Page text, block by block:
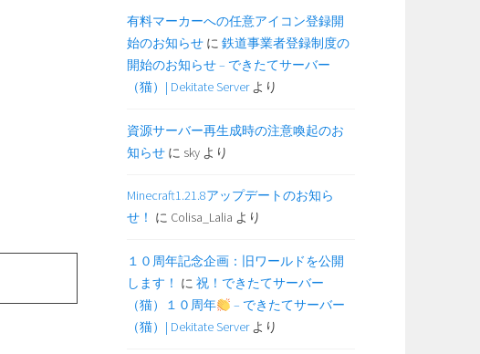
有料マーカーへの任意アイコン登録開
始のお知らせ に 鉄道事業者登録制度の
開始のお知らせ – できたてサーバー
（猫）| Dekitate Serverより
資源サーバー再生成時の注意喚起のお
知らせ に sky より
Minecraft1.21.8アップデートのお知ら
せ！ に Colisa_Lalia より
１０周年記念企画：旧ワールドを公開
します！ に 祝！できたてサーバー
（猫）１０周年
– できたてサーバー
（猫）| Dekitate Serverより